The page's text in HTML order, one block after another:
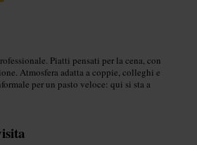
Piatti pensati per la cena, con
Atmosfera adatta a coppie, colleghi e
per un pasto veloce: qui si sta a